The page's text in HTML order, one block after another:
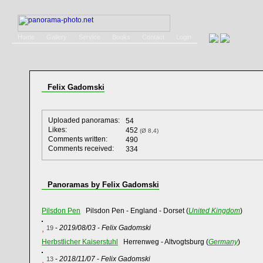
Felix Gadomski
Uploaded panoramas:
54
Likes:
452 (Ø 8,4)
Comments written:
490
Comments received:
334
Panoramas by Felix Gadomski
Pilsdon Pen Pilsdon Pen - England - Dorset (United Kingdom)
19 - 2019/08/03 - Felix Gadomski
Herbstlicher Kaiserstuhl
Herrenweg - Altvogtsburg (Germany)
13 - 2018/11/07 - Felix Gadomski